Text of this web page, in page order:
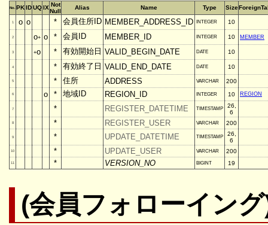
No. PKID UQ IX Not
Null
Alias Name Type Size
1 o o * 会員住所ID MEMBER_ADDRESS_ID INTEGER 10
2 o+ o * 会員ID MEMBER_ID INTEGER 10 MEMBER
3 +o * 有効開始日 VALID_BEGIN_DATE DATE 10
4 * 有効終了日 VALID_END_DATE DATE 10
5 * 住所 ADDRESS VARCHAR 200
6 o * 地域ID REGION_ID INTEGER 10 REGION
7 * REGISTER_DATETIME TIMESTAMP
26,
6
8 * REGISTER_USER VARCHAR 200
9 * UPDATE_DATETIME TIMESTAMP
26,
6
10 * UPDATE_USER VARCHAR 200
11 * VERSION_NO BIGINT 19
(会員フォローイン